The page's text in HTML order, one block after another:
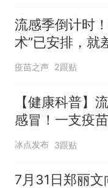
流感季倒计时
术”已安排，就
指了
疫苗之声 2跟贴
【健康科普】
感冒！一支疫
冰点发布 3跟贴
7月31日郑丽文